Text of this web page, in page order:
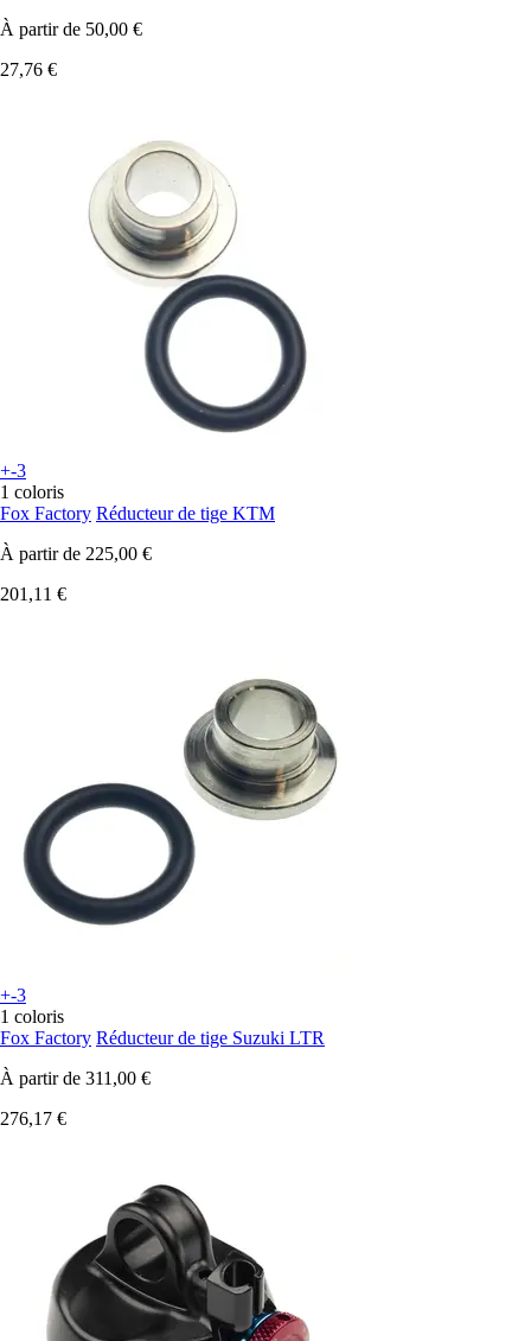
À partir de 50,00 €
27,76 €
+-3
1 coloris
Fox Factory Réducteur de tige KTM
À partir de 225,00 €
201,11 €
+-3
1 coloris
Fox Factory Réducteur de tige Suzuki LTR
À partir de 311,00 €
276,17 €